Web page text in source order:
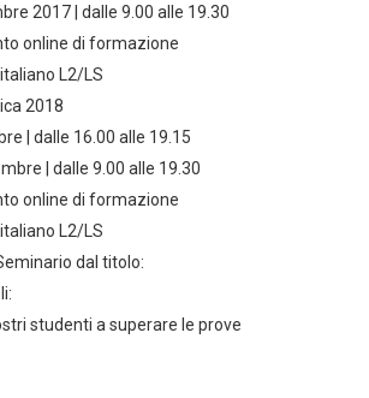
2017 | dalle 9.00 alle 19.30
online di formazione
L2/LS
2018
| dalle 16.00 alle 19.15
| dalle 9.00 alle 19.30
online di formazione
L2/LS
dal titolo:
studenti a superare le prove